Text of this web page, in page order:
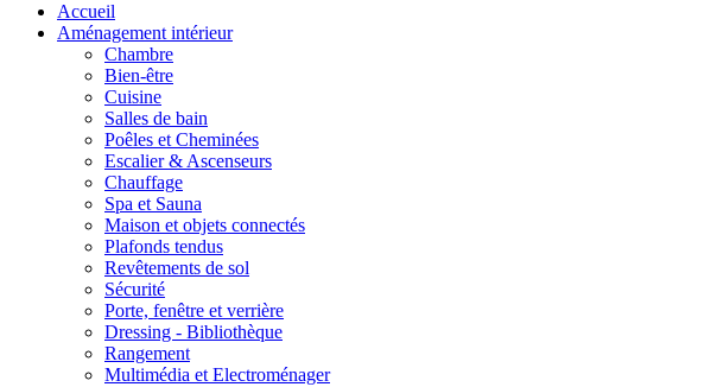
Accueil
Aménagement intérieur
Chambre
Bien-être
Cuisine
Salles de bain
Poêles et Cheminées
Escalier & Ascenseurs
Chauffage
Spa et Sauna
Maison et objets connectés
Plafonds tendus
Revêtements de sol
Sécurité
Porte, fenêtre et verrière
Dressing - Bibliothèque
Rangement
Multimédia et Electroménager